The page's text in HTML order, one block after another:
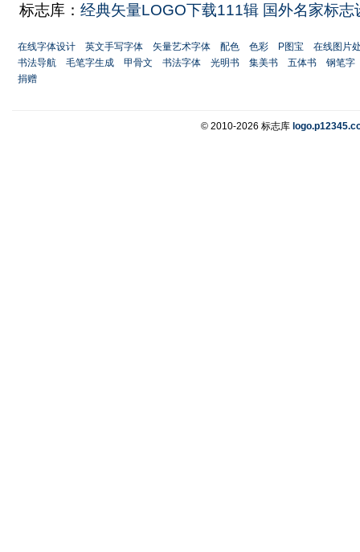
标志库： 经典矢量LOGO下载111辑 国外名家标志
在线字体设计 英文手写字体 矢量艺术字体 配色 色彩 P图宝
在线图片
书法导航
毛笔字生成 甲骨文 书法字体 光明书 集美书 五体书
钢笔字
捐赠
© 2010-2026 标志库